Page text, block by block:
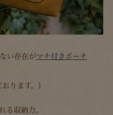
い存在がマチ付きポーチ
ります。）
る収納力。